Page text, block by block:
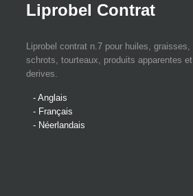
Liprobel Contrat
Liprobel contrat n.7 pour huiles, graisses,
schrots, tourteaux, produits apparentes et
derives.
- Anglais
- Français
- Néerlandais